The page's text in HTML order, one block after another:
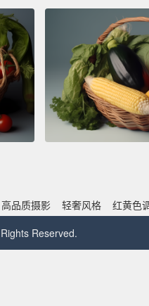
高品质摄影 轻奢风格
红黄色
Reserved.